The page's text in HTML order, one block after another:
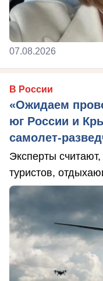
07.08.2026
В России
«Ожидаем
юг России и
самолет-
Эксперты считают,
туристов,